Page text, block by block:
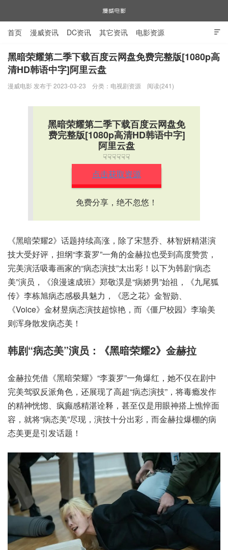
漫威电影

首页 漫威资讯 DC资讯 其它资讯 电影资源
电视剧资源 漫威图片
黑暗荣耀第二季下载百度云网盘免费完整版[1080p高
清HD韩语中字]阿里云盘
漫威电影 发布于 2023-03-23 分类： 电视剧资源 阅读(241)
黑暗荣耀第二季下载百度云网盘免
费完整版[1080p高清HD韩语中字]
阿里云盘
☟☟☟☟☟☟
点击获取资源
免费分享，绝不忽悠！
《黑暗荣耀2》话题持续高涨，除了宋慧乔、林智妍精湛演
技大受好评，担纲“李蓑罗”一角的金赫拉也受到高度赞赏，
完美演活吸毒画家的“病态演技”太出彩！以下为韩剧“病态
美”演员，《浪漫速成班》郑敬淏是“病娇男”始祖，《九尾狐
传》李栋旭病态感极具魅力，《恶之花》金智勋、
《Voice》金材昱病态演技超惊艳，而《僵尸校园》李瑜美
则浑身散发病态美！
韩剧“病态美”演员：《黑暗荣耀2》金赫拉
金赫拉凭借《黑暗荣耀》“李蓑罗”一角爆红，她不仅在剧中
完美驾驭反派角色，还展现了高超“病态演技”，将毒瘾发作
的精神恍惚、疯癫感精湛诠释，甚至仅是用眼神搭上憔悴面
容，就将“病态美”尽现，演技十分出彩，而金赫拉爆棚的病
态美更是引发话题！